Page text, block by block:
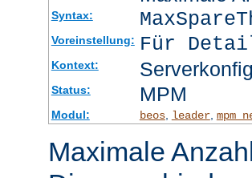
Syntax:
Voreinstellung: Für
Kontext:
Status: MPM
Modul: beos, leader,
Maximale